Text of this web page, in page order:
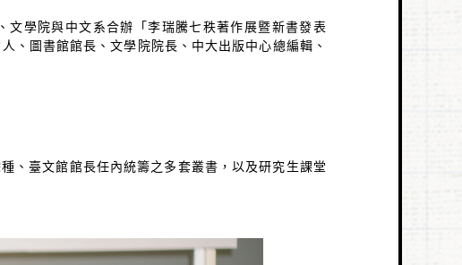
文學院與中文系合辦「李瑞騰七秩著作展暨新書發表
、圖書館館長、文學院院長、中大出版中心總編輯、
、臺文館館長任內統籌之多套叢書，以及研究生課堂